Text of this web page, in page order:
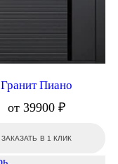
Гранит Пиано
от 39900 ₽
ЗАКАЗАТЬ В 1 КЛИК